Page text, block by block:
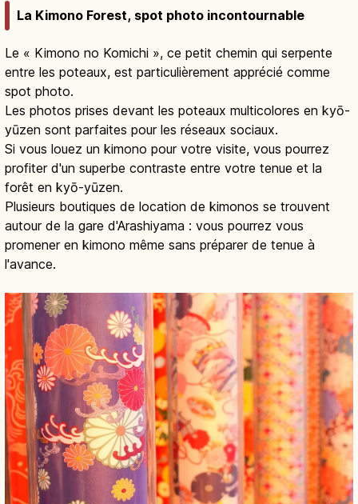
La Kimono Forest, spot photo incontournable
Le « Kimono no Komichi », ce petit chemin qui serpente
entre les poteaux, est particulièrement apprécié comme
spot photo.
Les photos prises devant les poteaux multicolores en kyō-
yūzen sont parfaites pour les réseaux sociaux.
Si vous louez un kimono pour votre visite, vous pourrez
profiter d'un superbe contraste entre votre tenue et la
forêt en kyō-yūzen.
Plusieurs boutiques de location de kimonos se trouvent
autour de la gare d'Arashiyama : vous pourrez vous
promener en kimono même sans préparer de tenue à
l'avance.